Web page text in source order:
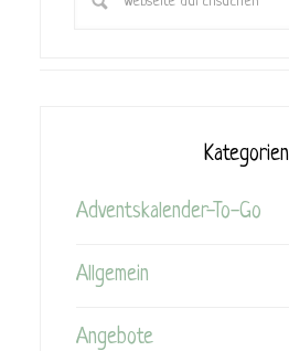
Kategorien
Adventskalender-To-Go
Allgemein
Angebote